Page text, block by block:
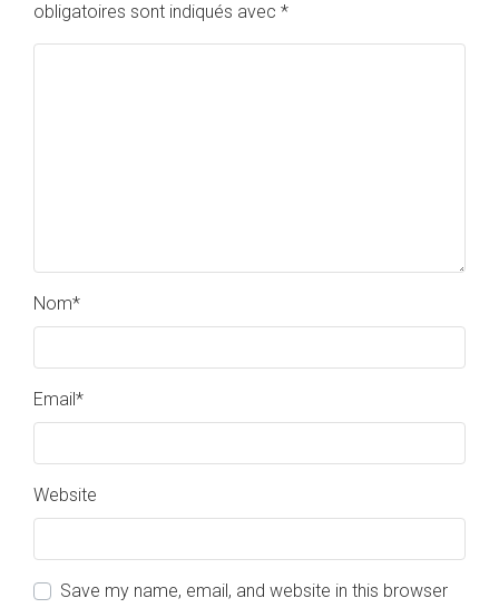
obligatoires sont indiqués avec *
Nom*
Email*
Website
Save my name, email, and website in this browser